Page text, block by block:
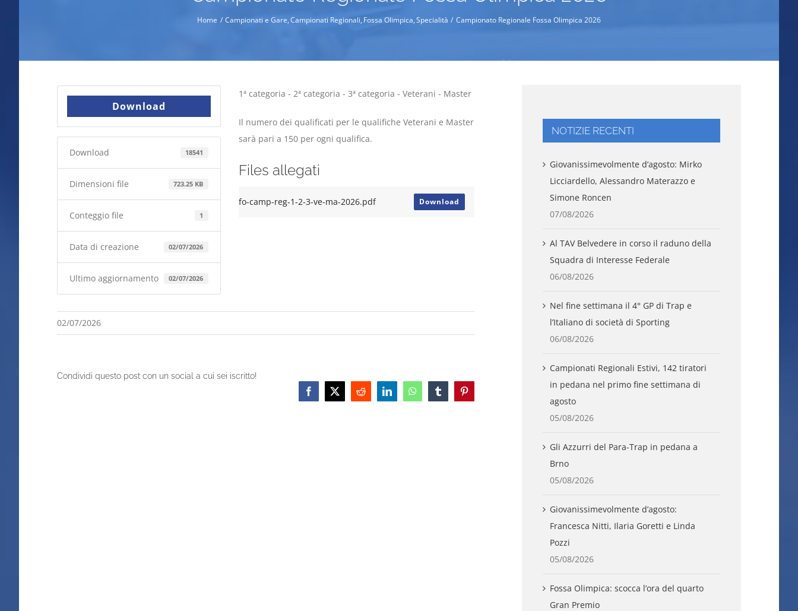
Home Campionati e Gare Campionati Regionali Fossa Olimpica Specialità Campionato Regionale Fossa Olimpica 2026
Download
Download 18541
Dimensioni file 723.25 KB
Conteggio file 1
Data di creazione 02/07/2026
Ultimo aggiornamento 02/07/2026
1ª categoria - 2ª categoria - 3ª categoria - Veterani - Master
Il numero dei qualificati per le qualifiche Veterani e Master
sarà pari a 150 per ogni qualifica.
Files allegati
fo-camp-reg-1-2-3-ve-ma-2026.pdf Download
02/07/2026
Condividi questo post con un social a cui sei iscritto!
Facebook
X RedditLinkedInWhatsAppTumblrPinterest
NOTIZIE RECENTI
Giovanissimevolmente d’agosto: Mirko
Licciardello, Alessandro Materazzo e
Simone Roncen
07/08/2026
Al TAV Belvedere in corso il raduno della
Squadra di Interesse Federale
06/08/2026
Nel fine settimana il 4° GP di Trap e
l’Italiano di società di Sporting
06/08/2026
Campionati Regionali Estivi, 142 tiratori
in pedana nel primo fine settimana di
agosto
05/08/2026
Gli Azzurri del Para-Trap in pedana a
Brno
05/08/2026
Giovanissimevolmente d’agosto:
Francesca Nitti, Ilaria Goretti e Linda
Pozzi
05/08/2026
Fossa Olimpica: scocca l’ora del quarto
Gran Premio